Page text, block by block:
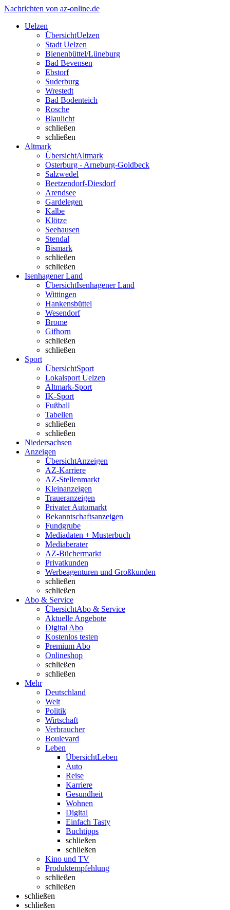
Nachrichten von az-online.de
Uelzen
ÜbersichtUelzen
Stadt Uelzen
Bienenbüttel/Lüneburg
Bad Bevensen
Ebstorf
Suderburg
Wrestedt
Bad Bodenteich
Rosche
Blaulicht
schließen
schließen
Altmark
ÜbersichtAltmark
Osterburg - Arneburg-Goldbeck
Salzwedel
Beetzendorf-Diesdorf
Arendsee
Gardelegen
Kalbe
Klötze
Seehausen
Stendal
Bismark
schließen
schließen
Isenhagener Land
ÜbersichtIsenhagener Land
Wittingen
Hankensbüttel
Wesendorf
Brome
Gifhorn
schließen
schließen
Sport
ÜbersichtSport
Lokalsport Uelzen
Altmark-Sport
IK-Sport
Fußball
Tabellen
schließen
schließen
Niedersachsen
Anzeigen
ÜbersichtAnzeigen
AZ-Karriere
AZ-Stellenmarkt
Kleinanzeigen
Traueranzeigen
Privater Automarkt
Bekanntschaftsanzeigen
Fundgrube
Mediadaten + Musterbuch
Mediaberater
AZ-Büchermarkt
Privatkunden
Werbeagenturen und Großkunden
schließen
schließen
Abo & Service
ÜbersichtAbo & Service
Aktuelle Angebote
Digital Abo
Kostenlos testen
Premium Abo
Onlineshop
schließen
schließen
Mehr
Deutschland
Welt
Politik
Wirtschaft
Verbraucher
Boulevard
Leben
ÜbersichtLeben
Auto
Reise
Karriere
Gesundheit
Wohnen
Digital
Einfach Tasty
Buchtipps
schließen
schließen
Kino und TV
Produktempfehlung
schließen
schließen
schließen
schließen